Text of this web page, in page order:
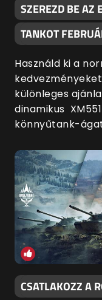
SZEREZD BE AZ
TANKOT
Használd ki a
különleges
dinamikus
könnyűtank-
CSATLAKOZZ A